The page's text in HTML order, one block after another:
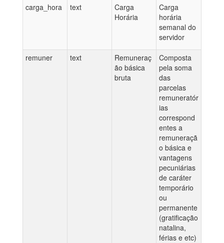
carga_hora text
Carga
Horária
Carga
horária
semanal do
servidor
remuner text
Remuneraç
ão básica
bruta
Composta
pela soma
das
parcelas
remuneratór
ias
correspond
entes a
remuneraçã
o básica e
vantagens
pecuniárias
de caráter
temporário
ou
permanente
(gratificação
natalina,
férias e etc)